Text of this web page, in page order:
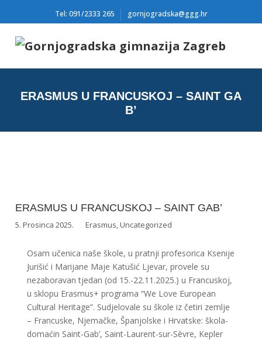
Tel: 091/2333 265 gornjogradska@ggg.hr
ERASMUS U FRANCUSKOJ – SAINT GA
B’
ERASMUS U FRANCUSKOJ – SAINT GAB’
5. Prosinca 2025. Erasmus,Uncategorized
Osam učenica naše škole, u pratnji profesorica Ksenije
Jurišić i Marijane Maje Katušić Ljevar, provele su
nezaboravan tjedan (od 15.-22.11.2025.) u Francuskoj,
u sklopu Erasmus+ programa “We Love European
Cultural Heritage”. Sudjelovale su škole iz četiri zemlje
– Francuske, Njemačke, Španjolske i Hrvatske: škola-
domaćin Saint-Gab’, Saint-Laurent-sur-Sèvre, Kepler